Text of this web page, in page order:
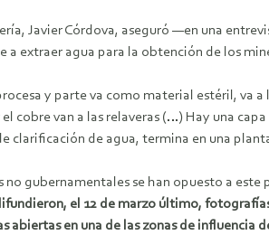
Javier Córdova, aseguró —en una
a extraer agua para la obtención de los
y parte va como material estéril, va
cobre van a las relaveras (…) Hay una
clarificación de agua, termina en una
gubernamentales se han opuesto a
el 12 de marzo último,
abiertas en una de las zonas de influencia